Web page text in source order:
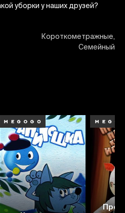
уборки у наших друзей?
Короткометражные,
Семейный
Про